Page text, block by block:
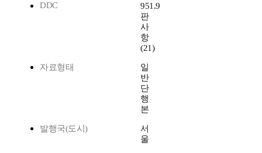
DDC
951.9
판
사
항
(21)
자료형태
일
반
단
행
본
발행국(도시)
서
울